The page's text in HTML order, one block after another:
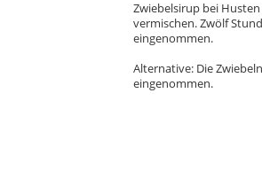
Zwiebelsirup bei
vermischen. Zwölf
eingenommen.
Alternative: Die
eingenommen.